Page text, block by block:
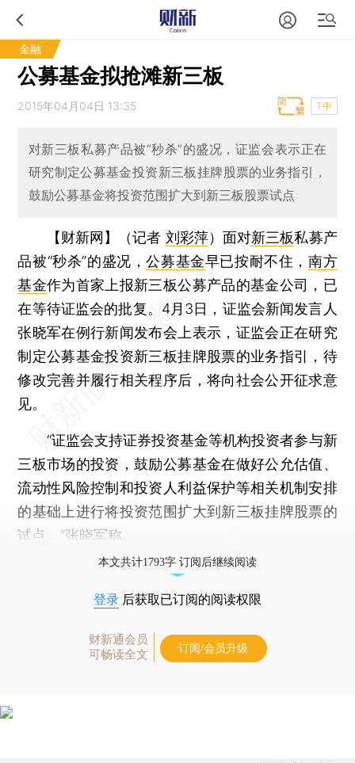
金融
公募基金拟抢滩新三板
2015年04月04日 13:35 T中
对新三板私募产品被“秒杀”的盛况，证监会表示正在
研究制定公募基金投资新三板挂牌股票的业务指引，
鼓励公募基金将投资范围扩大到新三板股票试点
【财新网】（记者 刘彩萍） 面对新三板私募产
品被“秒杀”的盛况，公募基金早已按耐不住，南方
基金作为首家上报新三板公募产品的基金公司，已
在等待证监会的批复。4月3日，证监会新闻发言人
张晓军在例行新闻发布会上表示，证监会正在研究
制定公募基金投资新三板挂牌股票的业务指引，待
修改完善并履行相关程序后，将向社会公开征求意
见。
“证监会支持证券投资基金等机构投资者参与新
三板市场的投资，鼓励公募基金在做好公允估值、
流动性风险控制和投资人利益保护等相关机制安排
的基础上进行将投资范围扩大到新三板挂牌股票的
试点。”张晓军称。
本文共计1793字 订阅后继续阅读
登录 后获取已订阅的阅读权限
财新通会员
可畅读全文
订阅/会员升级